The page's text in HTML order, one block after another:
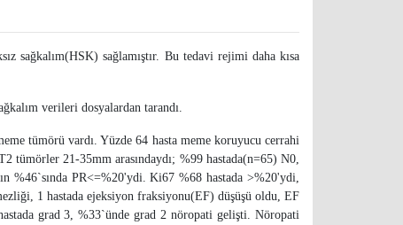
sağkalım(HSK) sağlamıştır. Bu tedavi rejimi daha kısa
verileri dosyalardan tarandı.
tümörü vardı. Yüzde 64 hasta meme koruyucu cerrahi
21-35mm arasındaydı; %99 hastada(n=65) N0,
%46`sında PR<=%20'ydi. Ki67 %68 hastada >%20'ydi,
1 hastada ejeksiyon fraksiyonu(EF) düşüşü oldu, EF
grad 3, %33`ünde grad 2 nöropati gelişti. Nöropati